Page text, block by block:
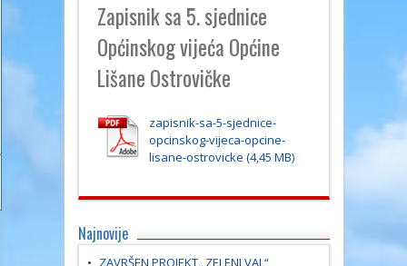
Zapisnik sa 5. sjednice
Općinskog vijeća Općine
Lišane Ostrovičke
zapisnik-sa-5-sjednice-
opcinskog-vijeca-opcine-
lisane-ostrovicke
Najnovije
ZAVRŠEN PROJEKT „ZELENI VAL“